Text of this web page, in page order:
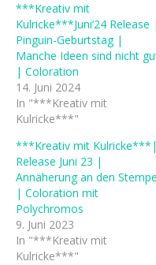
***Kreativ mit
Kulricke***Juni’24 Release |
Pinguin-Geburtstag |
Manche Ideen sind nicht
| Coloration
14. Juni 2024
In "***Kreativ mit
Kulricke***"
***Kreativ mit Kulricke***|
Release Juni 23 |
Annäherung an den
| Coloration mit
Polychromos
9. Juni 2023
In "***Kreativ mit
Kulricke***"